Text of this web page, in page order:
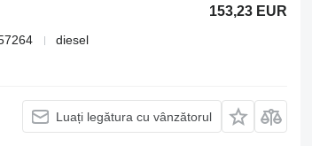
153,23 EUR
diesel
Luați legătura cu vânzătorul